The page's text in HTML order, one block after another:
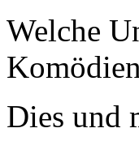
Welche
Dies und